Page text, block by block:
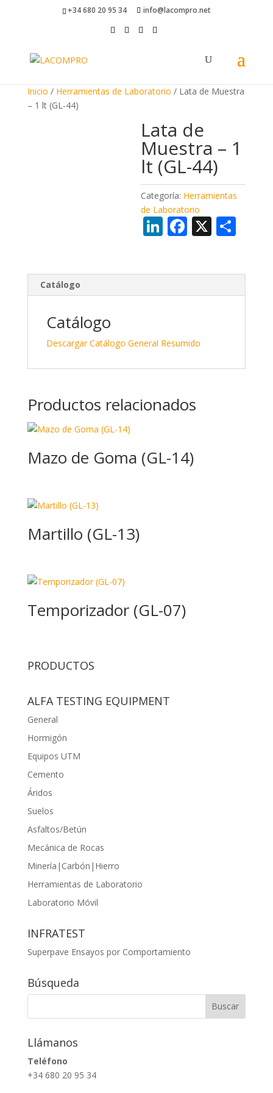
+34 680 20 95 34 info@lacompro.net
Inicio / Herramientas de Laboratorio / Lata de Muestra
– 1 lt (GL-44)
Lata de
Muestra – 1
lt (GL-44)
Categoría: Herramientas
de Laboratorio
Li
dI
F
o
k
X
ar
Catálogo
Catálogo
Descargar Catálogo General Resumido
Productos relacionados
Mazo de Goma (GL-14)
Martillo (GL-13)
Temporizador (GL-07)
PRODUCTOS
ALFA TESTING EQUIPMENT
General
Hormigón
Equipos UTM
Cemento
Áridos
Suelos
Asfaltos/Betún
Mecánica de Rocas
Minería|Carbón|Hierro
Herramientas de Laboratorio
Laboratorio Móvil
INFRATEST
Superpave Ensayos por Comportamiento
Búsqueda
Llámanos
Teléfono
+34 680 20 95 34